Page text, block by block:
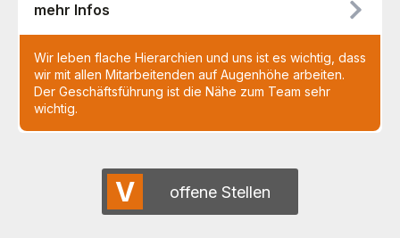
mehr Infos
Wir leben flache Hierarchien und uns ist es wichtig, dass
wir mit allen Mitarbeitenden auf Augenhöhe arbeiten.
Der Geschäftsführung ist die Nähe zum Team sehr
wichtig.
V offene Stellen